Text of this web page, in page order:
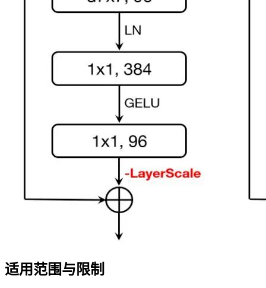
适用范围与限制